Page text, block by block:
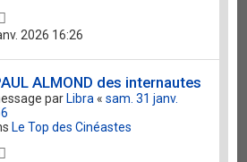
2026 16:26
ALMOND des internautes
par Libra «sam. 31 janv.
Le Top des Cinéastes